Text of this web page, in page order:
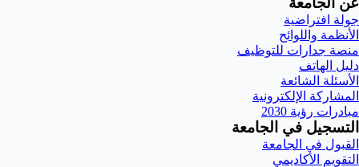
جولة افتراضية
الأنظمة واللوائح
منصة جدارات للتوظيف
دليل الهاتف
الأسئلة الشائعة
المشاركة الإلكترونية
مبادرات رؤية 2030
التسجيل في الجامعة
القبول في الجامعة
التقويم الأكاديمي